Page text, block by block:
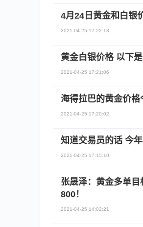
4月24日黄金和白银
2021-04-25 17:22:13
黄金白银价格 以下
2021-04-25 17:21:06
海得拉巴的黄金价
2021-04-25 17:20:02
知道交易员的话 今
2021-04-25 17:15:10
张晟泽：黄金多单
800！
2021-04-25 14:02:21